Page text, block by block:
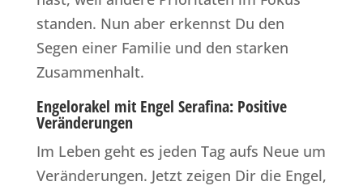
standen. Nun aber erkennst Du den
Segen einer Familie und den starken
Zusammenhalt.
Engelorakel mit Engel Serafina: Positive
Veränderungen
Im Leben geht es jeden Tag aufs Neue um
Veränderungen. Jetzt zeigen Dir die Engel,